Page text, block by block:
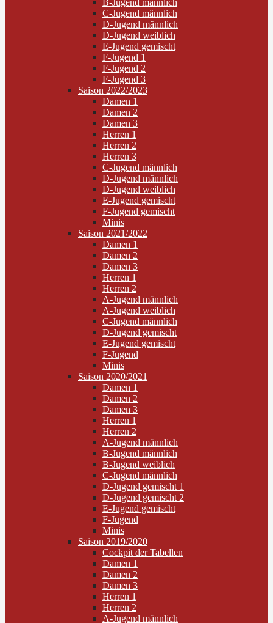
B-Jugend männlich
C-Jugend männlich
D-Jugend männlich
D-Jugend weiblich
E-Jugend gemischt
F-Jugend 1
F-Jugend 2
F-Jugend 3
Saison 2022/2023
Damen 1
Damen 2
Damen 3
Herren 1
Herren 2
Herren 3
C-Jugend männlich
D-Jugend männlich
D-Jugend weiblich
E-Jugend gemischt
F-Jugend gemischt
Minis
Saison 2021/2022
Damen 1
Damen 2
Damen 3
Herren 1
Herren 2
A-Jugend männlich
A-Jugend weiblich
C-Jugend männlich
D-Jugend gemischt
E-Jugend gemischt
F-Jugend
Minis
Saison 2020/2021
Damen 1
Damen 2
Damen 3
Herren 1
Herren 2
A-Jugend männlich
B-Jugend männlich
B-Jugend weiblich
C-Jugend männlich
D-Jugend gemischt 1
D-Jugend gemischt 2
E-Jugend gemischt
F-Jugend
Minis
Saison 2019/2020
Cockpit der Tabellen
Damen 1
Damen 2
Damen 3
Herren 1
Herren 2
A-Jugend männlich